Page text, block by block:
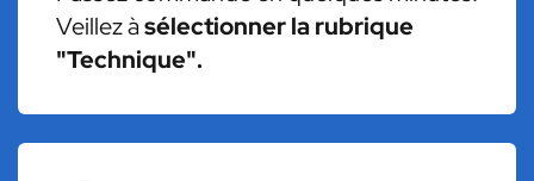
Veillez àsélectionner la rubrique
"Technique".